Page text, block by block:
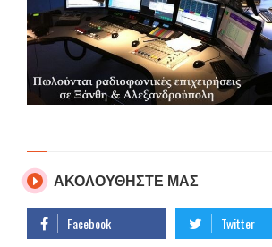
ΑΚΟΛΟΥΘΗΣΤΕ ΜΑΣ